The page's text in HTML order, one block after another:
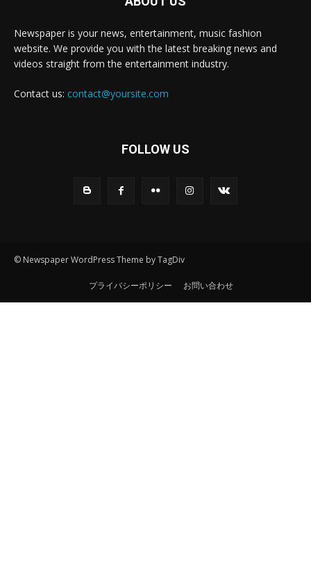
Newspaper is your news, entertainment, music fashion
website. We provide you with the latest breaking news and
videos straight from the entertainment industry.
Contact us: contact@yoursite.com
FOLLOW US
© Newspaper WordPress Theme by TagDiv
プライバシーポリシー お問い合わせ